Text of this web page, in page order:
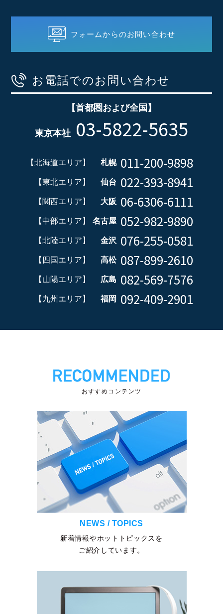
フォームからのお問い合わせ
お電話でのお問い合わせ
【首都圏および全国】
東京本社 03-5822-5635
【北海道エリア】 札幌 011-200-9898
【東北エリア】 仙台 022-393-8941
【関西エリア】 大阪 06-6306-6111
【中部エリア】 名古屋 052-982-9890
【北陸エリア】 金沢 076-255-0581
【四国エリア】 高松 087-899-2610
【山陽エリア】 広島 082-569-7576
【九州エリア】 福岡 092-409-2901
おすすめコンテンツ
NEWS / TOPICS
新着情報やホットトピックスを
ご紹介しています。